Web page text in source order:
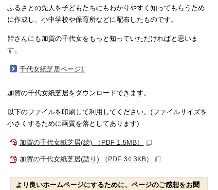
ふるさとの先人を子どもたちにもわかりやすく知ってもらうため
に作成し、小中学校や保育所などに配布したものです。
皆さんにも加賀の千代女をもっと知っていただければと思いま
す。
千代女紙芝居ページ1
加賀の千代女紙芝居をダウンロードできます。
以下のファイルを印刷して利用してください。(ファイルサイズを
小さくするために画質を落としてあります)
加賀の千代女紙芝居(絵) （PDF 1.5MB）
加賀の千代女紙芝居(語り) （PDF 34.3KB）
より良いホームページにするために、ページのご感想をお聞